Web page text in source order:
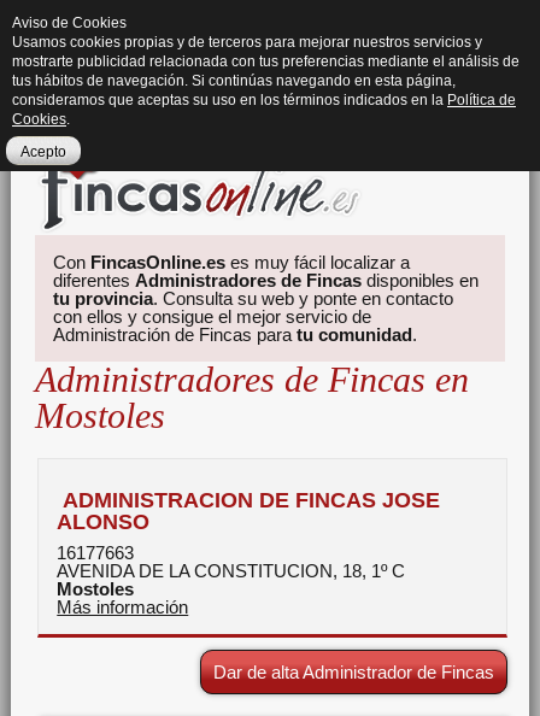
Con FincasOnline.es es muy fácil localizar a
diferentesAdministradores de Fincas disponibles en
tu provincia. Consulta su web y ponte en contacto
con ellos y consigue el mejor servicio de
Administración de Fincas paratu comunidad.
Administradores de Fincas en
Mostoles
ADMINISTRACION DE FINCAS JOSE
ALONSO
16177663
AVENIDA DE LA CONSTITUCION, 18, 1º C
Mostoles
Más información
Dar de alta Administrador de Fincas
Aviso de Cookies
Usamos cookies propias y de terceros para mejorar nuestros servicios y
mostrarte publicidad relacionada con tus preferencias mediante el análisis de
tus hábitos de navegación. Si continúas navegando en esta página,
consideramos que aceptas su uso en los términos indicados en la Política de
Cookies.
Acepto